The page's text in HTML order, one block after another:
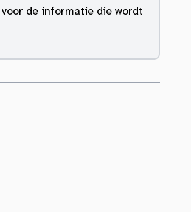
de informatie die wordt